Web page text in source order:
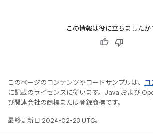
この情報は役に立ちましたか
このページのコンテンツやコードサンプルは、
コ
に記載のライセンスに従います。Java および
び関連会社の商標または登録商標です。
最終更新日 2024-02-23 UTC。